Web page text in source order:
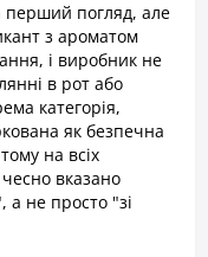
перший погляд, але
з ароматом
і виробник не
в рот або
категорія,
як безпечна
на всіх
чесно вказано
а не просто "зі